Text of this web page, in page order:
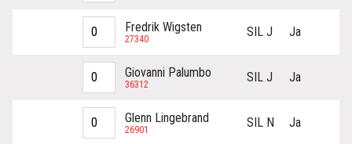
Fredrik Wigsten
27340 SIL J Ja
Giovanni Palumbo
36312 SIL J Ja
Glenn Lingebrand
26901 SIL N Ja